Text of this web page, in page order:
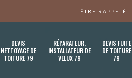
ÊTRE RAPPELÉ
DEVIS
NETTOYAGE DE
TOITURE 79
RÉPARATEUR,
INSTALLATEUR DE
VELUX 79
DEVIS FUITE
DE TOITURE
79